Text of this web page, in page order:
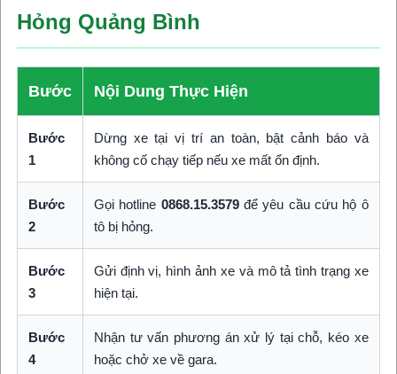
Hỏng Quảng Bình
Bước Nội Dung Thực Hiện
Bước
1
Dừng xe tại vị trí an toàn, bật cảnh báo và
không cố chạy tiếp nếu xe mất ổn định.
Bước
2
Gọi hotline 0868.15.3579để yêu cầu cứu hộ ô
tô bị hỏng.
Bước
3
Gửi định vị, hình ảnh xe và mô tả tình trạng xe
hiện tại.
Bước
4
Nhận tư vấn phương án xử lý tại chỗ, kéo xe
hoặc chở xe về gara.